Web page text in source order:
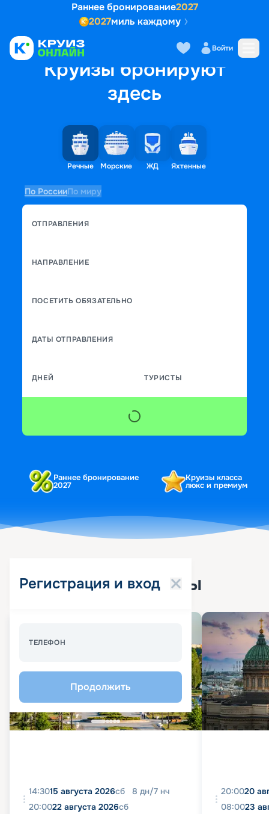
Раннее бронирование2027
2027миль каждому
Войти
Круизы бронируют
здесь
Речные Морские ЖД Яхтенные
По РоссииПо миру
ОТПРАВЛЕНИЯ
НАПРАВЛЕНИЕ
ПОСЕТИТЬ ОБЯЗАТЕЛЬНО
ДАТЫ ОТПРАВЛЕНИЯ
ДНЕЙ ТУРИСТЫ
Раннее бронирование
2027
Круизы класса
люкс и премиум
Регистрация и вход
ТЕЛЕФОН
Продолжить
Популярные круизы
14:3015 августа 2026сб 8 дн/7 нч
20:0022 августа 2026сб
20:0020
08:0023